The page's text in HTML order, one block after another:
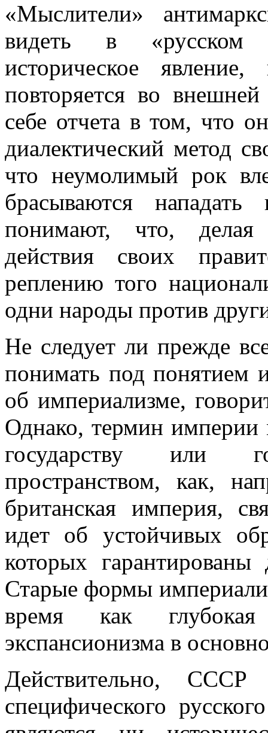
«Мыслители»
видеть в «русском
историческое
повторяется во
себе отчета в том, что
диалектический метод
что неумолимый рок
брасываются
понимают, что, делая
действия своих
реплению того
одни народы против
Не следует ли прежде
понимать под понятием
об империализме,
Однако, термин империи
государству или
пространством, как,
британская империя,
идет об устойчивых
которых
Старые формы
время как глубокая
экспансионизма в
Действительно,
специфического